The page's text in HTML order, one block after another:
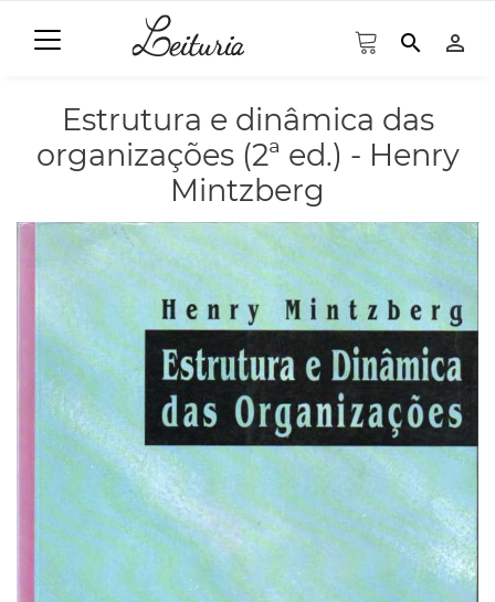
search person_outline
Estrutura e dinâmica das
organizações (2ª ed.) - Henry
Mintzberg